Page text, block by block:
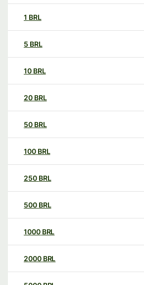
1 BRL
5 BRL
10 BRL
20 BRL
50 BRL
100 BRL
250 BRL
500 BRL
1000 BRL
2000 BRL